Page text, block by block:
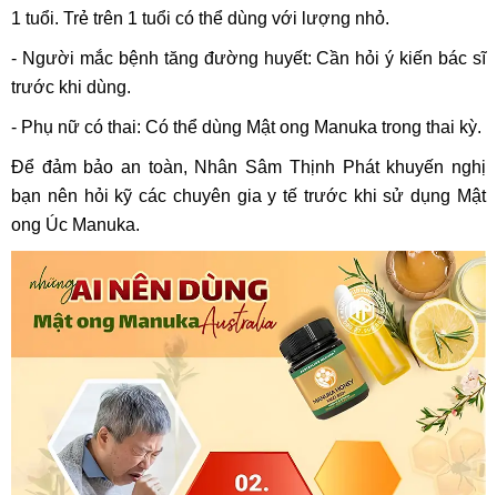
1 tuổi. Trẻ trên 1 tuổi có thể dùng với lượng nhỏ.
- Người mắc bệnh tăng đường huyết: Cần hỏi ý kiến bác sĩ
trước khi dùng.
- Phụ nữ có thai: Có thể dùng Mật ong Manuka trong thai kỳ.
Để đảm bảo an toàn, Nhân Sâm Thịnh Phát khuyến nghị
bạn nên hỏi kỹ các chuyên gia y tế trước khi sử dụng Mật
ong Úc Manuka.